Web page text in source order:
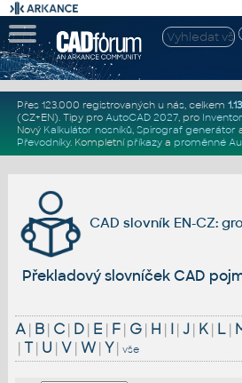
Přes 123.000 registrovaných u nás, celkem
(CZ+EN). Tipy pro AutoCAD 2027, pro
Nový Kalkulátor nosníků, Spirograf generátor
Převodníky. Kompletní příkazya proměnné
CAD slovník EN-CZ:
Překladový slovníček CAD
A| B| C| D| E | F| G| H | I| J| K| L|
| T| U | V| W| Y| vše